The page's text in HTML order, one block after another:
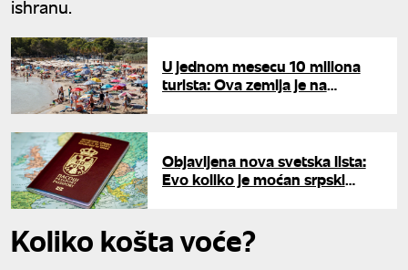
ishranu.
U jednom mesecu 10 miliona
turista: Ova zemlja je na
Objavljena nova svetska lista:
Evo koliko je moćan srpski
Koliko košta voće?